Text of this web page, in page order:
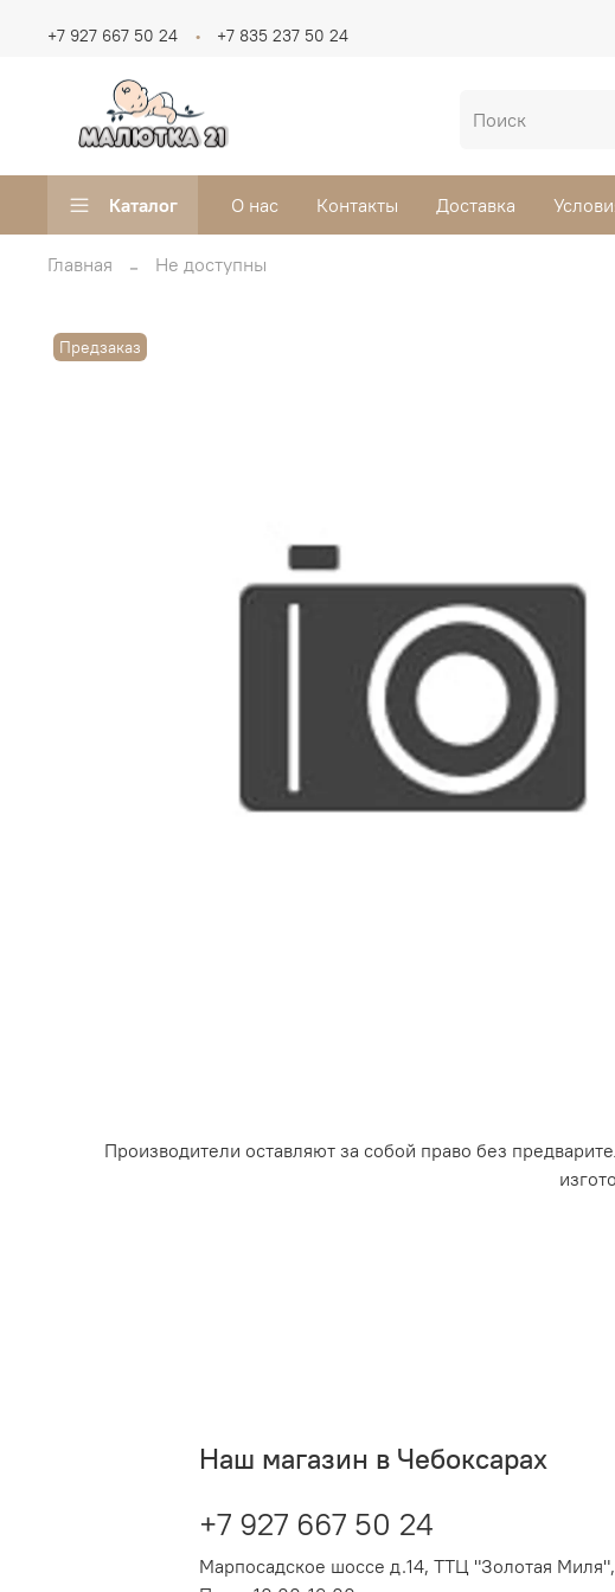
+7 927 667 50 24 +7 835 237 50 24
Каталог О нас Контакты Доставка
Главная Не доступны
Предзаказ
Производители оставляют за собой право без
Наш магазин в Чебоксарах
+7 927 667 50 24
Марпосадское шоссе д.14, ТТЦ "Золотая